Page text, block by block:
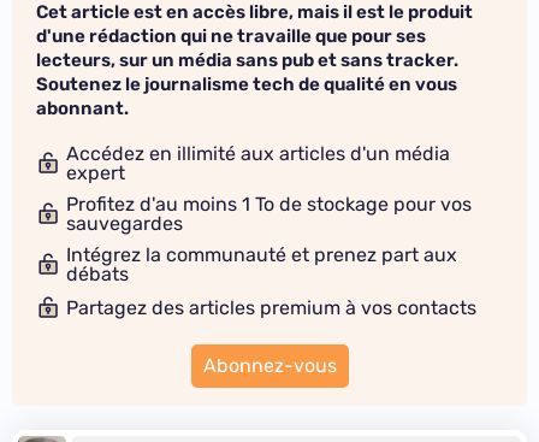
Cet article est en accès libre, mais il est le produit
d'une rédaction qui ne travaille que pour ses
lecteurs, sur un média sans pub et sans tracker.
Soutenez le journalisme tech de qualité en vous
abonnant.
Accédez en illimité aux articles d'un média
expert
Profitez d'au moins 1 To de stockage pour vos
sauvegardes
Intégrez la communauté et prenez part aux
débats
Partagez des articles premium à vos contacts
Abonnez-vous